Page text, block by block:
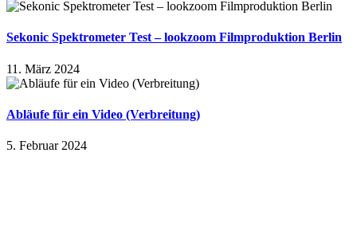
Sekonic Spektrometer Test – lookzoom Filmproduktion Berlin
11. März 2024
Abläufe für ein Video (Verbreitung)
5. Februar 2024